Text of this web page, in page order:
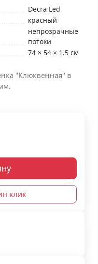
Decra Led
красный
непрозрачные
потоки
74 × 54 × 1.5 см
"Клюквенная" в
клик